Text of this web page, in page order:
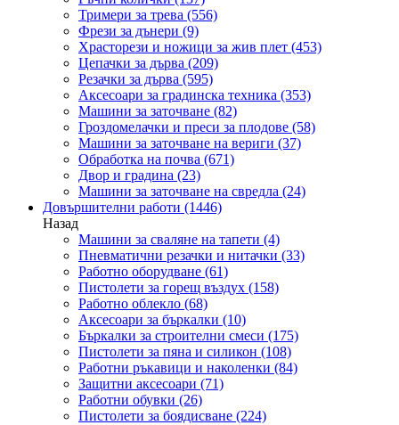
Тримери за трева (556)
Фрези за дънери (9)
Храсторези и ножици за жив плет (453)
Цепачки за дърва (209)
Резачки за дърва (595)
Аксесоари за градинска техника (353)
Машини за заточване (82)
Гроздомелачки и преси за плодове (58)
Машини за заточване на вериги (37)
Обработка на почва (671)
Двор и градина (23)
Машини за заточване на свредла (24)
Довършителни работи (1446)
Назад
Машини за сваляне на тапети (4)
Пневматични резачки и нитачки (33)
Работно оборудване (61)
Пистолети за горещ въздух (158)
Работно облекло (68)
Аксесоари за бъркалки (10)
Бъркалки за строителни смеси (175)
Пистолети за пяна и силикон (108)
Работни ръкавици и наколенки (84)
Защитни аксесоари (71)
Работни обувки (26)
Пистолети за боядисване (224)